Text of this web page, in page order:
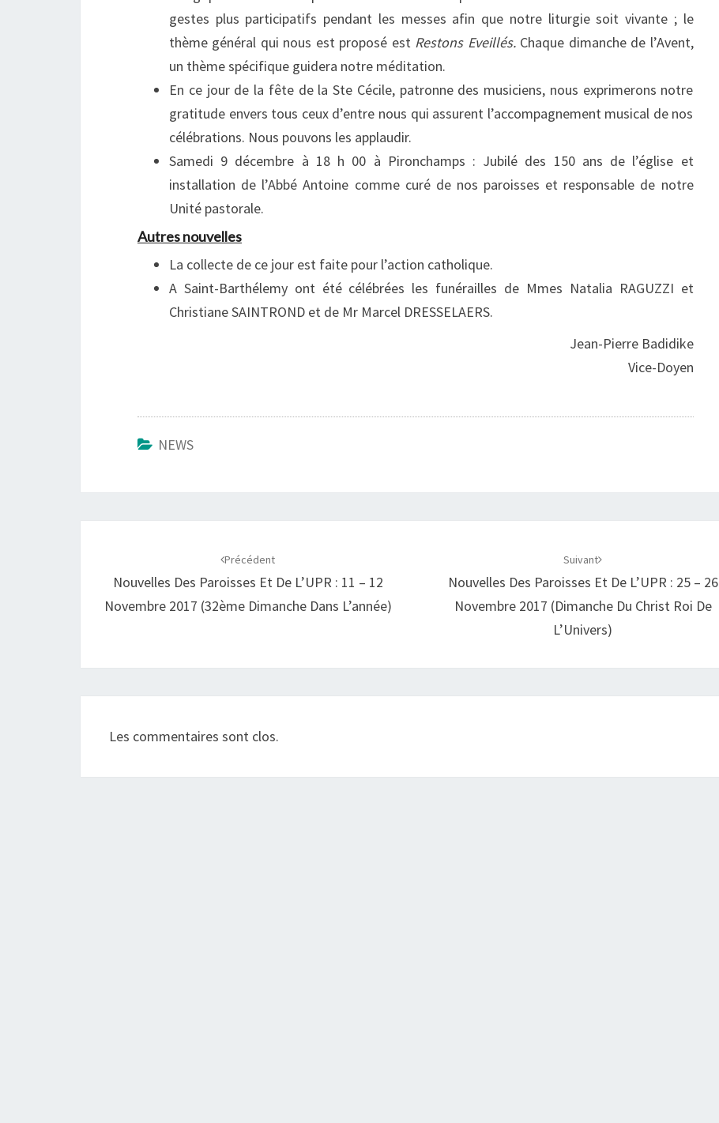
gestes plus participatifs pendant les messes afin que notre liturgie soit vivante ; le
thème général qui nous est proposé est Restons Eveillés.Chaque dimanche de l’Avent,
un thème spécifique guidera notre méditation.
En ce jour de la fête de la Ste Cécile, patronne des musiciens, nous exprimerons notre
gratitude envers tous ceux d’entre nous qui assurent l’accompagnement musical de nos
célébrations. Nous pouvons les applaudir.
Samedi 9 décembre à 18 h 00 à Pironchamps : Jubilé des 150 ans de l’église et
installation de l’Abbé Antoine comme curé de nos paroisses et responsable de notre
Unité pastorale.
Autres nouvelles
La collecte de ce jour est faite pour l’action catholique.
A Saint-Barthélemy ont été célébrées les funérailles de Mmes Natalia RAGUZZI et
Christiane SAINTROND et de Mr Marcel DRESSELAERS.
Jean-Pierre Badidike
Vice-Doyen
NEWS
Précédent
Nouvelles Des Paroisses Et De L’UPR : 11 – 12
Novembre 2017 (32ème Dimanche Dans L’année)
Suivant
Nouvelles Des Paroisses Et De L’UPR : 25 – 26
Novembre 2017 (Dimanche Du Christ Roi De
L’Univers)
Les commentaires sont clos.